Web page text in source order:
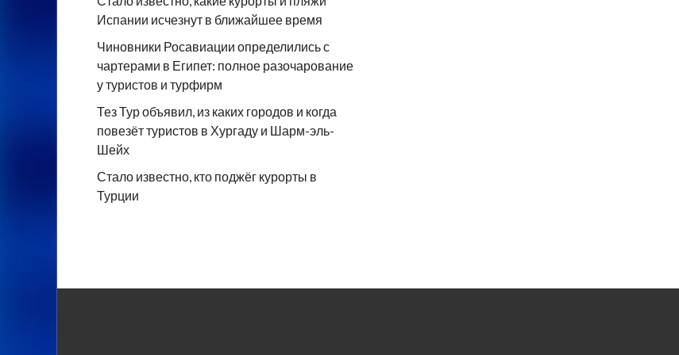
Испании исчезнут в ближайшее время
Чиновники Росавиации определились с
чартерами в Египет: полное разочарование
у туристов и турфирм
Тез Тур объявил, из каких городов и когда
повезёт туристов в Хургаду и Шарм-эль-
Шейх
Стало известно, кто поджёг курорты в
Турции